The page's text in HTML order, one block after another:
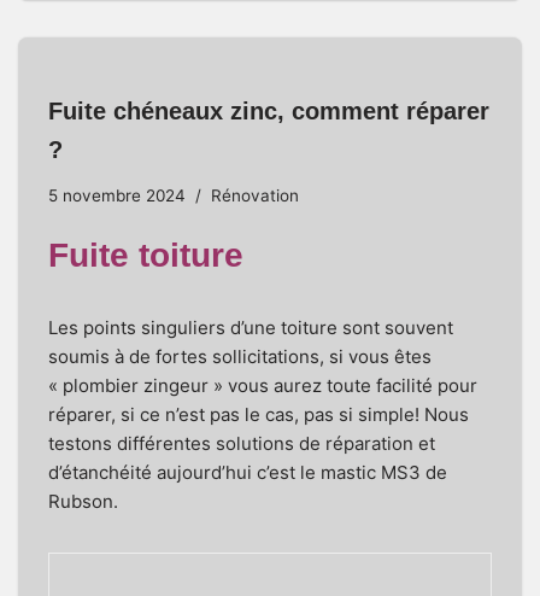
Fuite chéneaux zinc, comment réparer
?
5 novembre 2024 Rénovation
Fuite toiture
Les points singuliers d’une toiture sont souvent
soumis à de fortes sollicitations, si vous êtes
« plombier zingeur » vous aurez toute facilité pour
réparer, si ce n’est pas le cas, pas si simple! Nous
testons différentes solutions de réparation et
d’étanchéité aujourd’hui c’est le mastic MS3 de
Rubson.